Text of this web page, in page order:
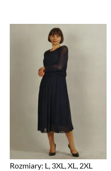
Rozmiary: L, 3XL, XL, 2XL